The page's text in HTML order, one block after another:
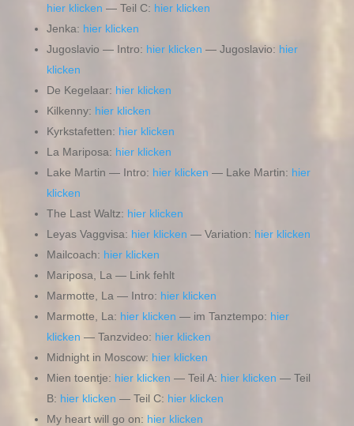
hier klicken — Teil C: hier klicken
Jenka: hier klicken
Jugoslavio — Intro: hier klicken — Jugoslavio: hier
klicken
De Kegelaar: hier klicken
Kilkenny: hier klicken
Kyrkstafetten: hier klicken
La Mariposa: hier klicken
Lake Martin — Intro: hier klicken — Lake Martin: hier
klicken
The Last Waltz: hier klicken
Leyas Vaggvisa: hier klicken — Variation: hier klicken
Mailcoach: hier klicken
Mariposa, La — Link fehlt
Marmotte, La — Intro: hier klicken
Marmotte, La: hier klicken — im Tanztempo: hier
klicken — Tanzvideo: hier klicken
Midnight in Moscow: hier klicken
Mien toentje: hier klicken — Teil A: hier klicken — Teil
B: hier klicken — Teil C: hier klicken
My heart will go on: hier klicken